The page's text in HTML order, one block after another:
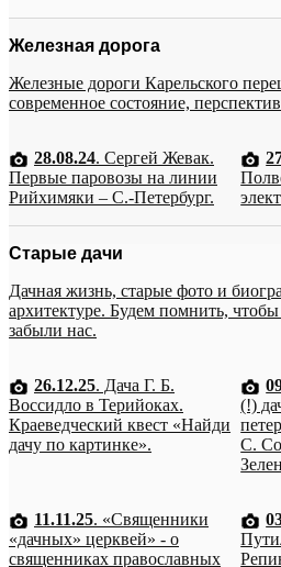
Железная дорога
Железные дороги Карельского
современное состояние,
28.08.24. Сергей Жевак.
Первые паровозы на линии
Рийхимяки – С.-Петербург.
Старые дачи
Дачная жизнь, старые фото и
архитектуре. Будем помнить,
забыли нас.
26.12.25. Дача Г. Б.
Воссидло в Терийоках.
Краеведческий квест «Найди
дачу по картинке».
(!)
С.
11.11.25. «Священники
«дачных» церквей» - о
священниках православных